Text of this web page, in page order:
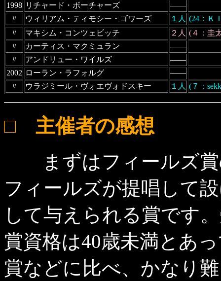
1998 リチャード・ボーチャーズ
――
〃
ウィリアム・ティモシー・ゴワーズ １人 (24：Ｋ
〃
マキシム・コンツェビッチ ２人 (４：圭
〃
カーティス・マクミュラン
――
〃
アンドリュー・ワイルズ
――
2002 ローラン・ラフォルグ
――
〃
ウラジミール・ヴォエヴォドスキー １人 (７：
□ 主催者の感想
まずはフィールズ賞
フィールズが提唱して
して与えられる賞です
賞資格は40歳未満とあ
賞などに比べ、かなり